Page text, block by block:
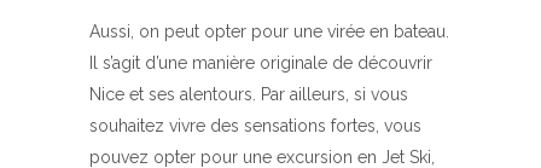
Aussi, on peut opter pour une virée en bateau.
Il s’agit d’une manière originale de découvrir
Nice et ses alentours. Par ailleurs, si vous
souhaitez vivre des sensations fortes, vous
pouvez opter pour une excursion en Jet Ski,